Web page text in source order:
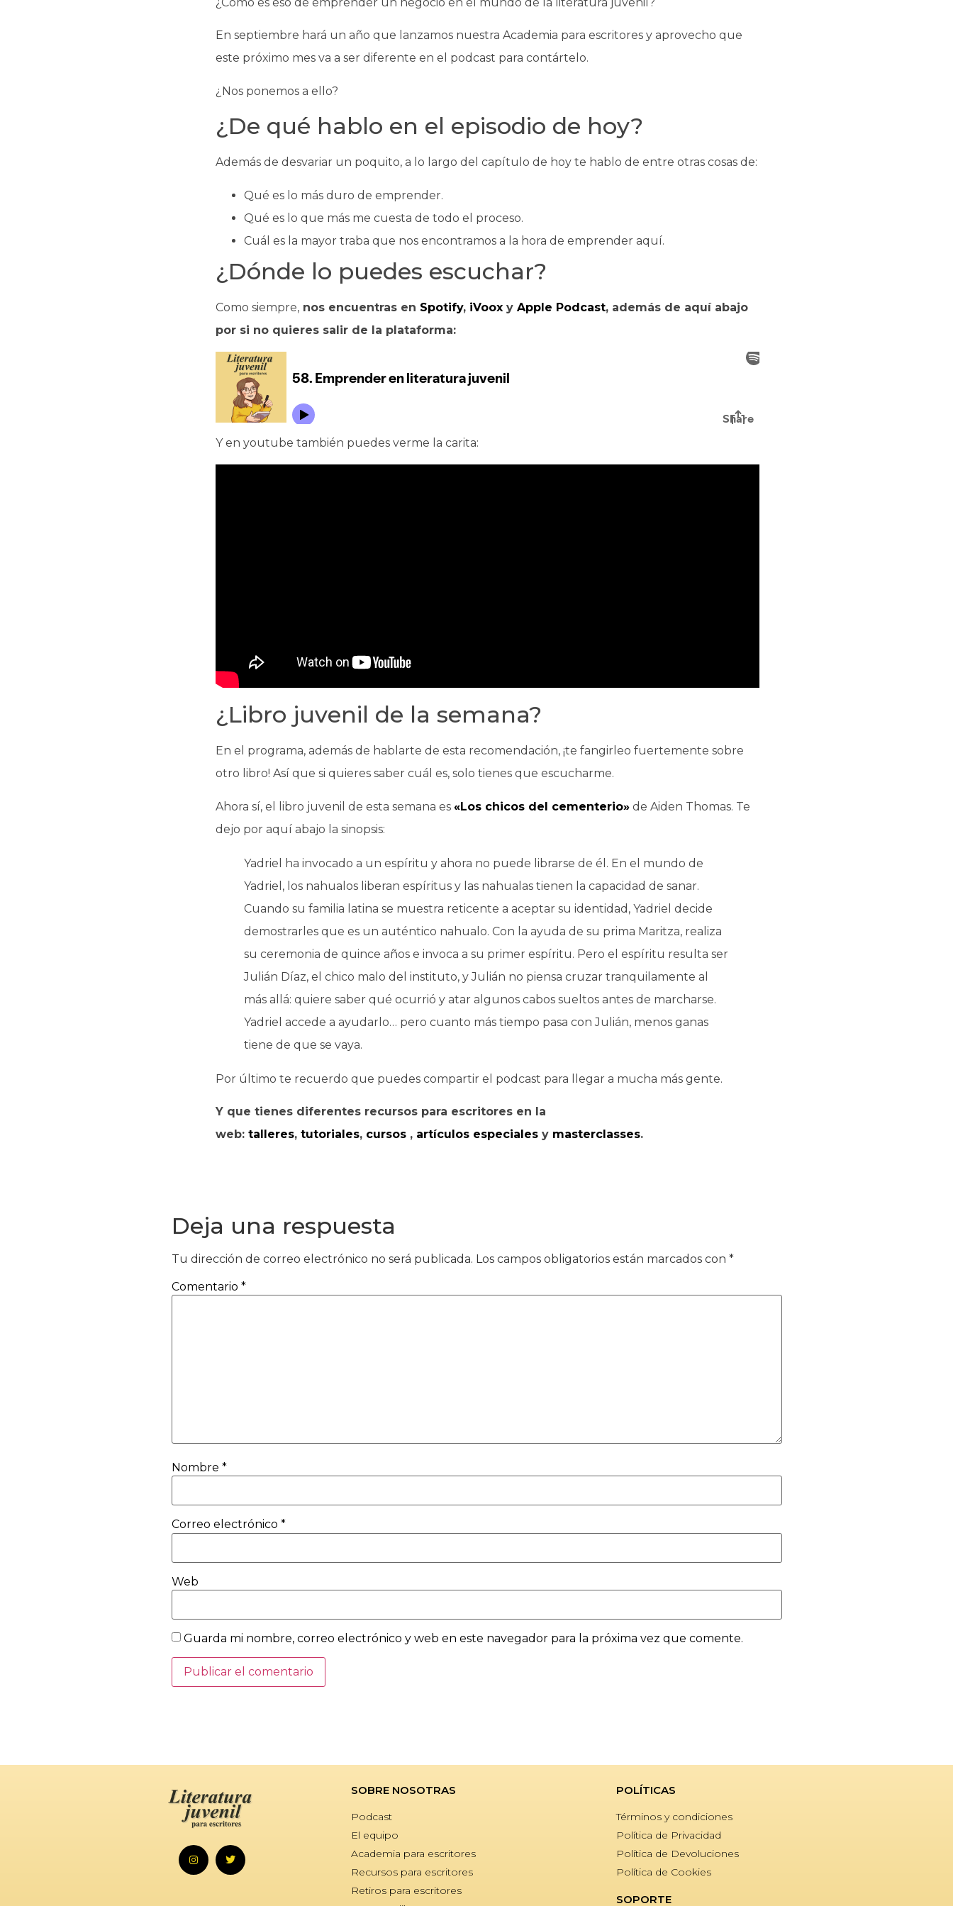
En septiembre hará un año que lanzamos nuestra Academia para escritores y aprovecho que
este próximo mes va a ser diferente en el podcast para contártelo.
¿Nos ponemos a ello?
¿De qué hablo en el episodio de hoy?
Además de desvariar un poquito, a lo largo del capítulo de hoy te hablo de entre otras cosas de:
Qué es lo más duro de emprender.
Qué es lo que más me cuesta de todo el proceso.
Cuál es la mayor traba que nos encontramos a la hora de emprender aquí.
¿Dónde lo puedes escuchar?
Como siempre,nos encuentras en Spotify, iVoox y Apple Podcast, además de aquí abajo
por si no quieres salir de la plataforma:
Y en youtube también puedes verme la carita:
¿Libro juvenil de la semana?
En el programa, además de hablarte de esta recomendación, ¡te fangirleo fuertemente sobre
otro libro! Así que si quieres saber cuál es, solo tienes que escucharme.
Ahora sí, el libro juvenil de esta semana es «Los chicos del cementerio»de Aiden Thomas. Te
dejo por aquí abajo la sinopsis:
Yadriel ha invocado a un espíritu y ahora no puede librarse de él. En el mundo de
Yadriel, los nahualos liberan espíritus y las nahualas tienen la capacidad de sanar.
Cuando su familia latina se muestra reticente a aceptar su identidad, Yadriel decide
demostrarles que es un auténtico nahualo. Con la ayuda de su prima Maritza, realiza
su ceremonia de quince años e invoca a su primer espíritu. Pero el espíritu resulta ser
Julián Díaz, el chico malo del instituto, y Julián no piensa cruzar tranquilamente al
más allá: quiere saber qué ocurrió y atar algunos cabos sueltos antes de marcharse.
Yadriel accede a ayudarlo… pero cuanto más tiempo pasa con Julián, menos ganas
tiene de que se vaya.
Por último te recuerdo que puedes compartir el podcast para llegar a mucha más gente.
Y que tienes diferentes recursos para escritores en la
web: talleres, tutoriales, cursos , artículos especialesy masterclasses.
Deja una respuesta
Tu dirección de correo electrónico no será publicada. Los campos obligatorios están marcados con *
Comentario *
Nombre *
Correo electrónico *
Web
Guarda mi nombre, correo electrónico y web en este navegador para la próxima vez que comente.
SOBRE NOSOTRAS
Podcast
El equipo
Academia para escritores
Recursos para escritores
Retiros para escritores
POLÍTICAS
Términos y condiciones
Política de Privacidad
Política de Devoluciones
Política de Cookies
SOPORTE